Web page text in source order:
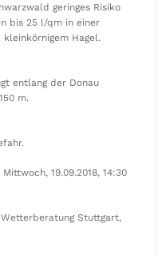
geringes Risiko
bis 25 l/qm in einer
Hagel.
entlang der Donau
m.
19.09.2018, 14:30
Stuttgart,